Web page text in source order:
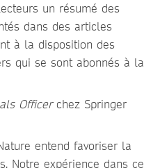
un résumé des
dans des articles
à la disposition des
qui se sont abonnés à la
Officerchez Springer
entend favoriser la
Notre expérience dans ce